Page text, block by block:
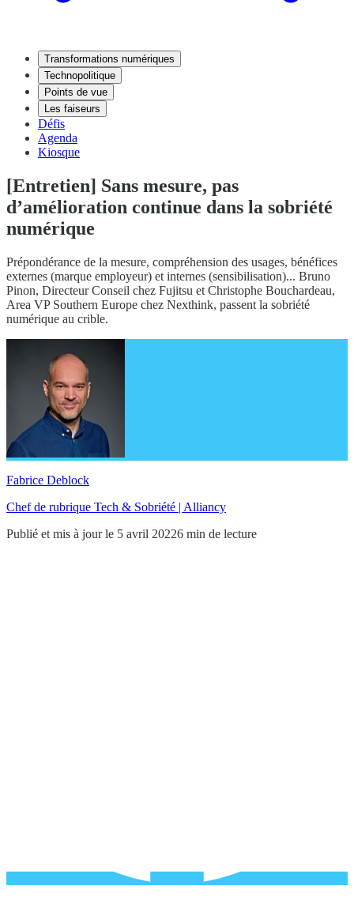
Transformations numériques
Technopolitique
Points de vue
Les faiseurs
Défis
Agenda
Kiosque
[Entretien] Sans mesure, pas
d’amélioration continue dans la sobriété
numérique
Prépondérance de la mesure, compréhension des usages, bénéfices
externes (marque employeur) et internes (sensibilisation)... Bruno
Pinon, Directeur Conseil chez Fujitsu et Christophe Bouchardeau,
Area VP Southern Europe chez Nexthink, passent la sobriété
numérique au crible.
Fabrice Deblock
Chef de rubrique Tech & Sobriété | Alliancy
Publié et mis à jour le 5 avril 20226 min de lecture